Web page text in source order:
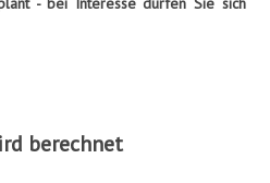
berechnet